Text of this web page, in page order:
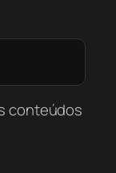
conteúdos